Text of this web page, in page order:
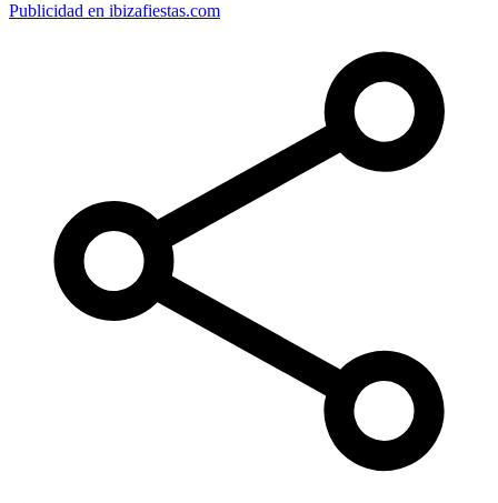
Publicidad en ibizafiestas.com